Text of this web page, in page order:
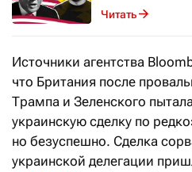
Читать
Источники агентства
что Британия после
Трампа и Зеленского
украинскую сделку по
но безуспешно. Сделка
украинской делегации